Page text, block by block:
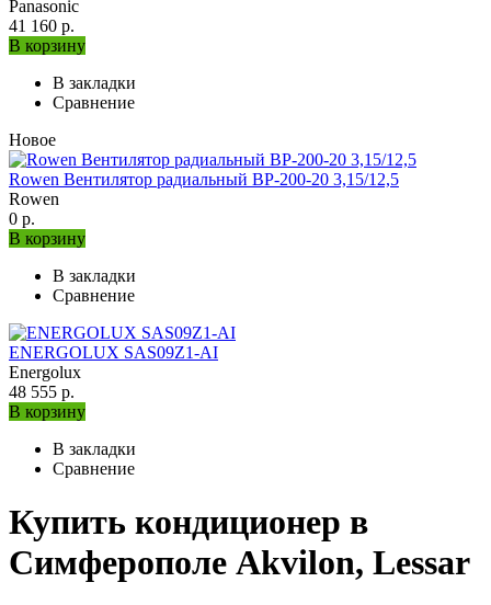
Panasonic
41 160 р.
В корзину
В закладки
Сравнение
Новое
Rowen Вентилятор радиальный ВР-200-20 3,15/12,5
Rowen
0 р.
В корзину
В закладки
Сравнение
ENERGOLUX SAS09Z1-AI
Energolux
48 555 р.
В корзину
В закладки
Сравнение
Купить кондиционер в
Симферополе Akvilon, Lessar